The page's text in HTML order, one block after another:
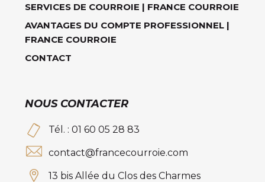
SERVICES DE COURROIE | FRANCE COURROIE
AVANTAGES DU COMPTE PROFESSIONNEL |
FRANCE COURROIE
CONTACT
NOUS CONTACTER
Tél. : 01 60 05 28 83
contact@francecourroie.com
13 bis Allée du Clos des Charmes